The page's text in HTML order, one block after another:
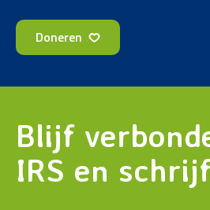
Doneren
Blijf
IRS en